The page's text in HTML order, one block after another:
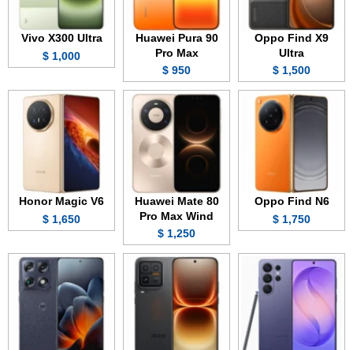
Oppo Find X9
Ultra
1,500 $
Huawei Pura 90
Pro Max
950 $
Vivo X300 Ultra
1,000 $
Oppo Find N6
1,750 $
Huawei Mate 80
Pro Max Wind
1,250 $
Honor Magic V6
1,650 $